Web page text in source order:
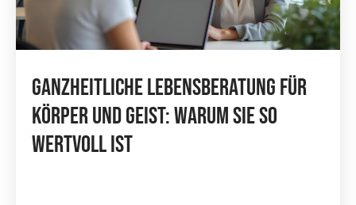
Ganzheitliche Lebensberatung Für
Körper Und Geist: Warum Sie So
Wertvoll Ist